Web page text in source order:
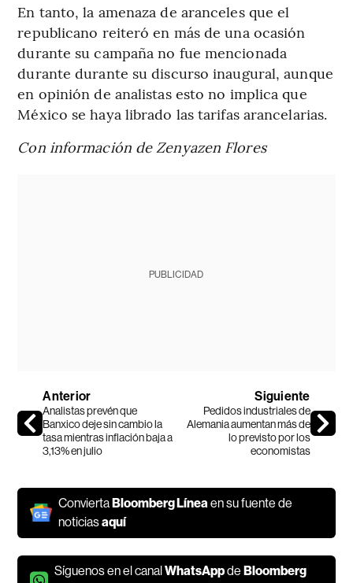
En tanto, la amenaza de aranceles que el
republicano reiteró en más de una ocasión
durante su campaña no fue mencionada
durante durante su discurso inaugural, aunque
en opinión de analistas esto no implica que
México se haya librado las tarifas arancelarias.
Con información de Zenyazen Flores
PUBLICIDAD
Anterior
Analistas prevén que
Banxico deje sin cambio la
tasa mientras inflación baja a
3,13% en julio
Siguiente
Pedidos industriales de
Alemania aumentan más de
lo previsto por los
economistas
ConviertaBloomberg Línea en su fuente de
noticiasaquí
Síguenos en el canalWhatsAppdeBloomberg